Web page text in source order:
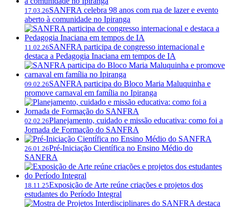
17.03.26SANFRA celebra 98 anos com rua de lazer e evento
aberto à comunidade no Ipiranga
11.02.26SANFRA participa de congresso internacional e
destaca a Pedagogia Inaciana em tempos de IA
09.02.26SANFRA participa do Bloco Maria Maluquinha e
promove carnaval em família no Ipiranga
02.02.26Planejamento, cuidado e missão educativa: como foi a
Jornada de Formação do SANFRA
26.01.26Pré-Iniciação Científica no Ensino Médio do
SANFRA
18.11.25Exposição de Arte reúne criações e projetos dos
estudantes do Período Integral